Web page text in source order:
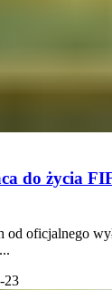
do życia
od oficjalnego
23